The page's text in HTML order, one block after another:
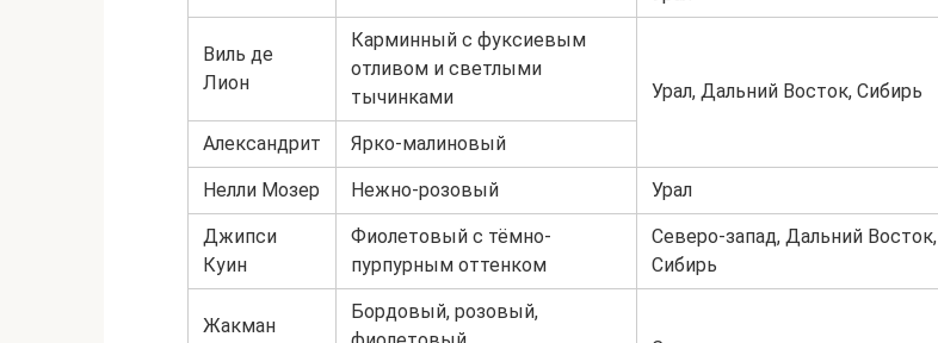
Виль де
Лион
Карминный с фуксиевым
отливом и светлыми
тычинками
Урал, Дальний Восток, Сибирь
Александрит Ярко-малиновый
Нелли Мозер Нежно-розовый Урал
Джипси
Куин
Фиолетовый с тёмно-
пурпурным оттенком
Северо-запад, Дальний Восток,
Сибирь
Жакман
Бордовый, розовый,